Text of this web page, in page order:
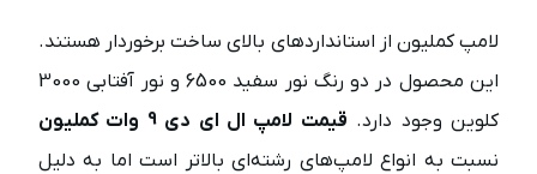
لامپ کملیون از استانداردهای بالای ساخت برخوردار هستند.
این محصول در دو رنگ نور سفید 6500 و نور آفتابی 3000
کلوین وجود دارد. قیمت لامپ ال ای دی 9 وات کملیون
نسبت به انواع لامپ‌های رشته‌ای بالاتر است اما به دلیل